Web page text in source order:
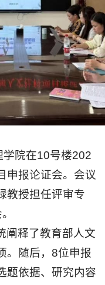
院在10号楼202
申报论证会。会议
教授担任评审专
阐释了教育部人文
。随后，8位申报
题依据、研究内容